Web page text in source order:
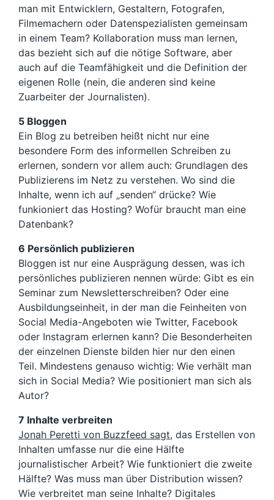
man mit Entwicklern, Gestaltern, Fotografen,
Filmemachern oder Datenspezialisten gemeinsam
in einem Team? Kollaboration muss man lernen,
das bezieht sich auf die nötige Software, aber
auch auf die Teamfähigkeit und die Definition der
eigenen Rolle (nein, die anderen sind keine
Zuarbeiter der Journalisten).
5 Bloggen
Ein Blog zu betreiben heißt nicht nur eine
besondere Form des informellen Schreiben zu
erlernen, sondern vor allem auch: Grundlagen des
Publizierens im Netz zu verstehen. Wo sind die
Inhalte, wenn ich auf „senden“ drücke? Wie
funkioniert das Hosting? Wofür braucht man eine
Datenbank?
6 Persönlich publizieren
Bloggen ist nur eine Ausprägung dessen, was ich
persönliches publizieren nennen würde: Gibt es ein
Seminar zum Newsletterschreiben? Oder eine
Ausbildungseinheit, in der man die Feinheiten von
Social Media-Angeboten wie Twitter, Facebook
oder Instagram erlernen kann? Die Besonderheiten
der einzelnen Dienste bilden hier nur den einen
Teil. Mindestens genauso wichtig: Wie verhält man
sich in Social Media? Wie positioniert man sich als
Autor?
7 Inhalte verbreiten
Jonah Peretti von Buzzfeed sagt, das Erstellen von
Inhalten umfasse nur die eine Hälfte
journalistischer Arbeit? Wie funktioniert die zweite
Hälfte? Was muss man über Distribution wissen?
Wie verbreitet man seine Inhalte? Digitales